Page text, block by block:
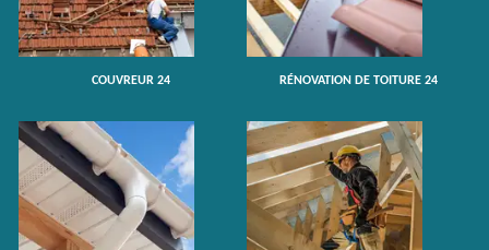
COUVREUR 24 RÉNOVATION DE TOITURE 24